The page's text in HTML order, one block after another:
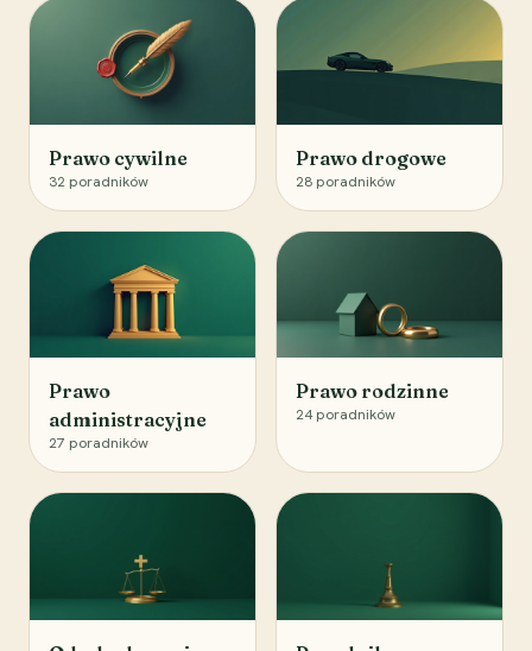
Prawo cywilne
32 poradników
Prawo drogowe
28 poradników
Prawo
administracyjne
27 poradników
Prawo rodzinne
24 poradników